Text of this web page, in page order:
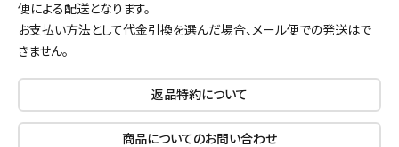
close
便による配送となります。
お支払い方法として代金引換を選んだ場合、メール便での発送はで
きません。
返品特約について
商品についてのお問い合わせ